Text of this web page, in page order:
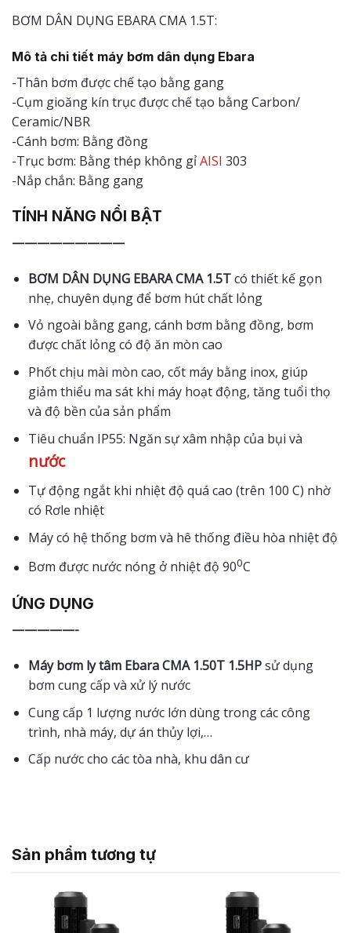
BƠM DÂN DỤNG EBARA CMA 1.5T:
Mô tả chi tiết máy bơm dân dụng Ebara
-Thân bơm được chế tạo bằng gang
-Cụm gioăng kín trục được chế tạo bằng Carbon/
Ceramic/NBR
-Cánh bơm: Bằng đồng
-Trục bơm: Bằng thép không gỉAISI 303
-Nắp chắn: Bằng gang
TÍNH NĂNG NỔI BẬT
—————————
BƠM DÂN DỤNG EBARA CMA 1.5Tcó thiết kế gọn
nhẹ, chuyên dụng để bơm hút chất lỏng
Vỏ ngoài bằng gang, cánh bơm bằng đồng, bơm
được chất lỏng có độ ăn mòn cao
Phốt chịu mài mòn cao, cốt máy bằng inox, giúp
giảm thiểu ma sát khi máy hoạt động, tăng tuổi thọ
và độ bền của sản phẩm
Tiêu chuẩn IP55: Ngăn sự xâm nhập của bụi và
nước
Tự động ngắt khi nhiệt độ quá cao (trên 100 C) nhờ
có Rơle nhiệt
Máy có hệ thống bơm và hê thống điều hòa nhiệt độ
Bơm được nước nóng ở nhiệt độ 900C
ỨNG DỤNG
—————-
Máy bơm ly tâm Ebara CMA 1.50T 1.5HPsử dụng
bơm cung cấp và xử lý nước
Cung cấp 1 lượng nước lớn dùng trong các công
trình, nhà máy, dự án thủy lợi,…
Cấp nước cho các tòa nhà, khu dân cư
Sản phẩm tương tự